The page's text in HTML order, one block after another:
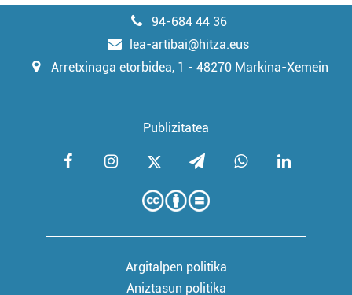
94-684 44 36
lea-artibai@hitza.eus
Arretxinaga etorbidea, 1 - 48270 Markina-Xemein
Publizitatea
Argitalpen politika
Aniztasun politika